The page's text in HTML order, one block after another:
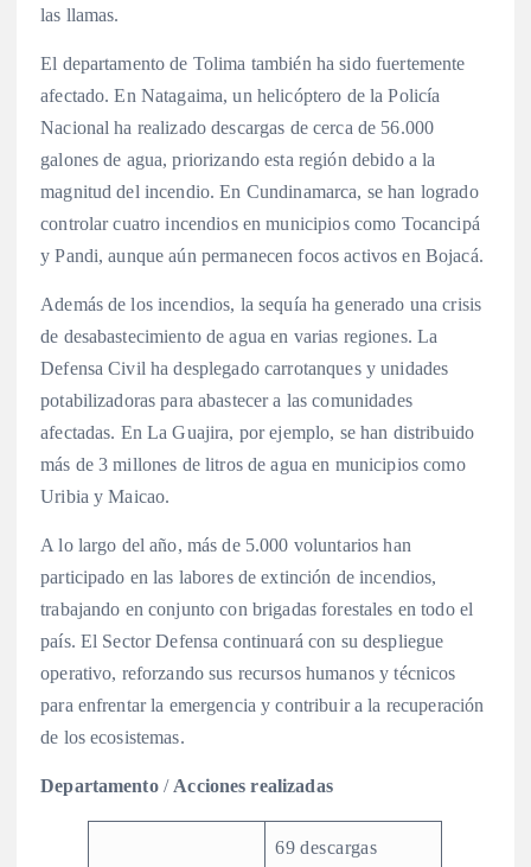
las llamas.
El departamento de Tolima también ha sido fuertemente
afectado. En Natagaima, un helicóptero de la Policía
Nacional ha realizado descargas de cerca de 56.000
galones de agua, priorizando esta región debido a la
magnitud del incendio. En Cundinamarca, se han logrado
controlar cuatro incendios en municipios como Tocancipá
y Pandi, aunque aún permanecen focos activos en Bojacá.
Además de los incendios, la sequía ha generado una crisis
de desabastecimiento de agua en varias regiones. La
Defensa Civil ha desplegado carrotanques y unidades
potabilizadoras para abastecer a las comunidades
afectadas. En La Guajira, por ejemplo, se han distribuido
más de 3 millones de litros de agua en municipios como
Uribia y Maicao.
A lo largo del año, más de 5.000 voluntarios han
participado en las labores de extinción de incendios,
trabajando en conjunto con brigadas forestales en todo el
país. El Sector Defensa continuará con su despliegue
operativo, reforzando sus recursos humanos y técnicos
para enfrentar la emergencia y contribuir a la recuperación
de los ecosistemas.
Departamento/ Acciones realizadas
69 descargas